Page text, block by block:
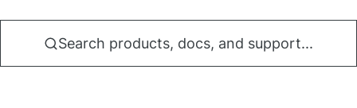
Search products, docs, and support...